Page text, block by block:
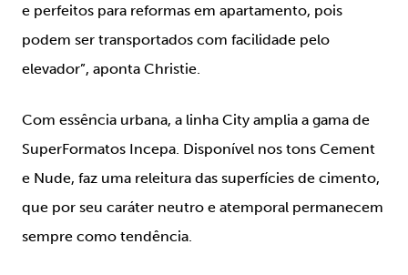
e perfeitos para reformas em apartamento, pois
podem ser transportados com facilidade pelo
elevador”, aponta Christie.
Com essência urbana, a linha City amplia a gama de
SuperFormatos Incepa. Disponível nos tons Cement
e Nude, faz uma releitura das superfícies de cimento,
que por seu caráter neutro e atemporal permanecem
sempre como tendência.